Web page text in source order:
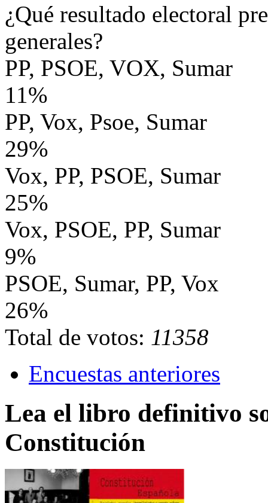
¿Qué resultado electoral
generales?
PP, PSOE, VOX, Sumar
11%
PP, Vox, Psoe, Sumar
29%
Vox, PP, PSOE, Sumar
25%
Vox, PSOE, PP, Sumar
9%
PSOE, Sumar, PP, Vox
26%
Total de votos: 11358
Encuestas anteriores
Lea el libro definitivo
Constitución